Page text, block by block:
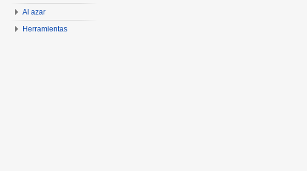
Al azar
Herramientas